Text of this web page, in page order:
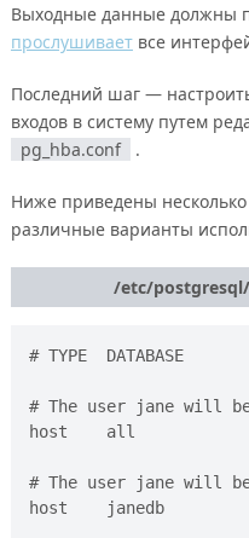
Выходные данные должны
прослушиваетвсе
Последний шаг —
входов в систему путем
pg_hba.conf
.
Ниже приведены
различные варианты
/etc/
# TYPE  DATABASE
# The user jane will
host    all
# The user jane will
host    janedb